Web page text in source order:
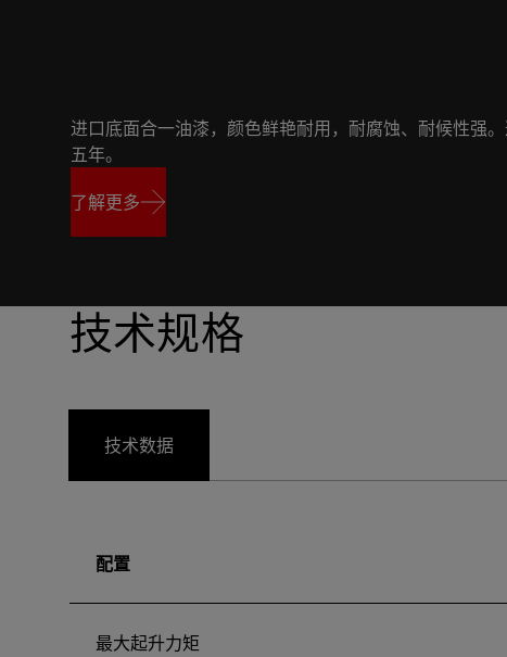
进口底面合一油漆，颜色鲜艳耐用，耐腐蚀、耐候性强
五年。
了解更多
技术规格
技术数据
配置
最大起升力矩